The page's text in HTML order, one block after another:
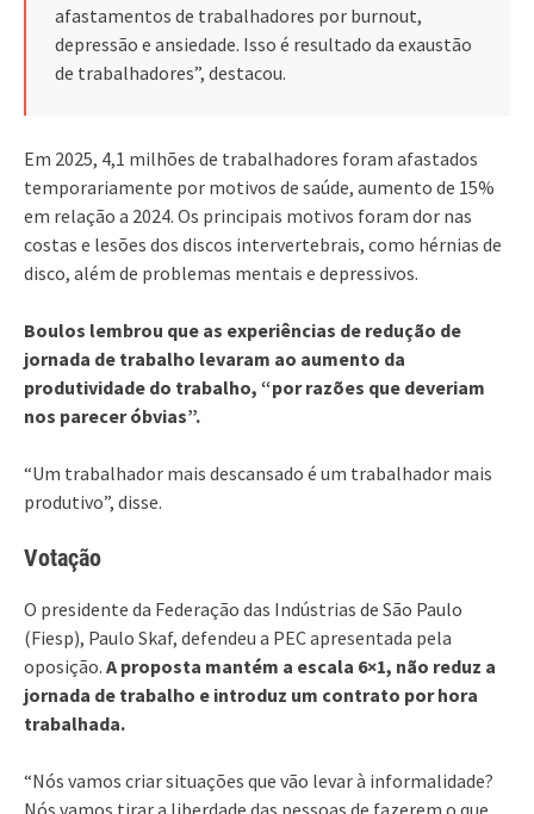
afastamentos de trabalhadores por burnout,
depressão e ansiedade. Isso é resultado da exaustão
de trabalhadores”, destacou.
Em 2025, 4,1 milhões de trabalhadores foram afastados
temporariamente por motivos de saúde, aumento de 15%
em relação a 2024. Os principais motivos foram dor nas
costas e lesões dos discos intervertebrais, como hérnias de
disco, além de problemas mentais e depressivos.
Boulos lembrou que as experiências de redução de
jornada de trabalho levaram ao aumento da
produtividade do trabalho, “por razões que deveriam
nos parecer óbvias”.
“Um trabalhador mais descansado é um trabalhador mais
produtivo”, disse.
Votação
O presidente da Federação das Indústrias de São Paulo
(Fiesp), Paulo Skaf, defendeu a PEC apresentada pela
oposição. A proposta mantém a escala 6×1, não reduz a
jornada de trabalho e introduz um contrato por hora
trabalhada.
“Nós vamos criar situações que vão levar à informalidade?
Nós vamos tirar a liberdade das pessoas de fazerem o que